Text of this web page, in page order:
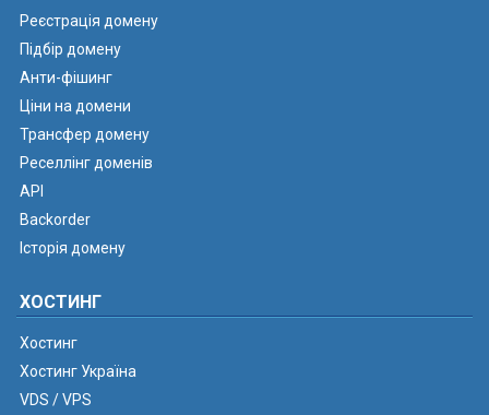
Реєстрація домену
Підбір домену
Анти-фішинг
Ціни на домени
Трансфер домену
Реселлінг доменів
API
Backorder
Історія домену
ХОСТИНГ
Хостинг
Хостинг Україна
VDS / VPS